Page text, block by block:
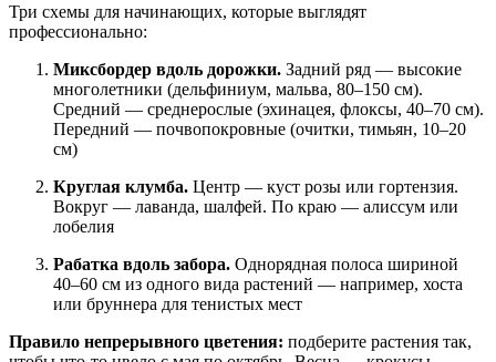
Три схемы для начинающих, которые выглядят
профессионально:
Миксбордер вдоль дорожки. Задний ряд — высокие
многолетники (дельфиниум, мальва, 80–150 см).
Средний — среднерослые (эхинацея, флоксы, 40–70 см).
Передний — почвопокровные (очитки, тимьян, 10–20
см)
Круглая клумба. Центр — куст розы или гортензия.
Вокруг — лаванда, шалфей. По краю — алиссум или
лобелия
Рабатка вдоль забора. Однорядная полоса шириной
40–60 см из одного вида растений — например, хоста
или бруннера для тенистых мест
Правило непрерывного цветения: подберите растения так,